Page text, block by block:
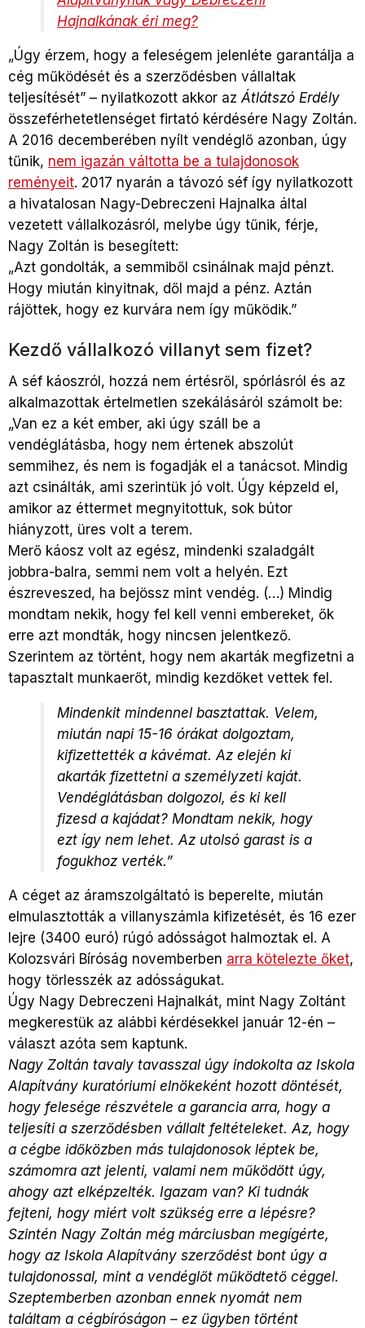
Hajnalkának éri meg?
„Úgy érzem, hogy a feleségem jelenléte garantálja a
cég működését és a szerződésben vállaltak
teljesítését” – nyilatkozott akkor az Átlátszó Erdély
összeférhetetlenséget firtató kérdésére Nagy Zoltán.
A 2016 decemberében nyílt vendéglő azonban, úgy
tűnik, nem igazán váltotta be a tulajdonosok
reményeit. 2017 nyarán a távozó séf így nyilatkozott
a hivatalosan Nagy-Debreczeni Hajnalka által
vezetett vállalkozásról, melybe úgy tűnik, férje,
Nagy Zoltán is besegített:
„Azt gondolták, a semmiből csinálnak majd pénzt.
Hogy miután kinyitnak, dől majd a pénz. Aztán
rájöttek, hogy ez kurvára nem így működik.”
Kezdő vállalkozó villanyt sem fizet?
A séf káoszról, hozzá nem értésről, spórlásról és az
alkalmazottak értelmetlen szekálásáról számolt be:
„Van ez a két ember, aki úgy száll be a
vendéglátásba, hogy nem értenek abszolút
semmihez, és nem is fogadják el a tanácsot. Mindig
azt csinálták, ami szerintük jó volt. Úgy képzeld el,
amikor az éttermet megnyitottuk, sok bútor
hiányzott, üres volt a terem.
Merő káosz volt az egész, mindenki szaladgált
jobbra-balra, semmi nem volt a helyén. Ezt
észreveszed, ha bejössz mint vendég. (…) Mindig
mondtam nekik, hogy fel kell venni embereket, ők
erre azt mondták, hogy nincsen jelentkező.
Szerintem az történt, hogy nem akarták megfizetni a
tapasztalt munkaerőt, mindig kezdőket vettek fel.
Mindenkit mindennel basztattak. Velem,
miután napi 15-16 órákat dolgoztam,
kifizettették a kávémat. Az elején ki
akarták fizettetni a személyzeti kaját.
Vendéglátásban dolgozol, és ki kell
fizesd a kajádat? Mondtam nekik, hogy
ezt így nem lehet. Az utolsó garast is a
fogukhoz verték.”
A céget az áramszolgáltató is beperelte, miután
elmulasztották a villanyszámla kifizetését, és 16 ezer
lejre (3400 euró) rúgó adósságot halmoztak el. A
Kolozsvári Bíróság novemberben arra kötelezte őket,
hogy törlesszék az adósságukat.
Úgy Nagy Debreczeni Hajnalkát, mint Nagy Zoltánt
megkerestük az alábbi kérdésekkel január 12-én –
választ azóta sem kaptunk.
Nagy Zoltán tavaly tavasszal úgy indokolta az Iskola
Alapítvány kuratóriumi elnökeként hozott döntését,
hogy felesége részvétele a garancia arra, hogy a
teljesíti a szerződésben vállalt feltételeket. Az, hogy
a cégbe időközben más tulajdonosok léptek be,
számomra azt jelenti, valami nem működött úgy,
ahogy azt elképzelték. Igazam van? Ki tudnák
fejteni, hogy miért volt szükség erre a lépésre?
Szintén Nagy Zoltán még márciusban megígérte,
hogy az Iskola Alapítvány szerződést bont úgy a
tulajdonossal, mint a vendéglőt működtető céggel.
Szeptemberben azonban ennek nyomát nem
találtam a cégbíróságon – ez ügyben történt